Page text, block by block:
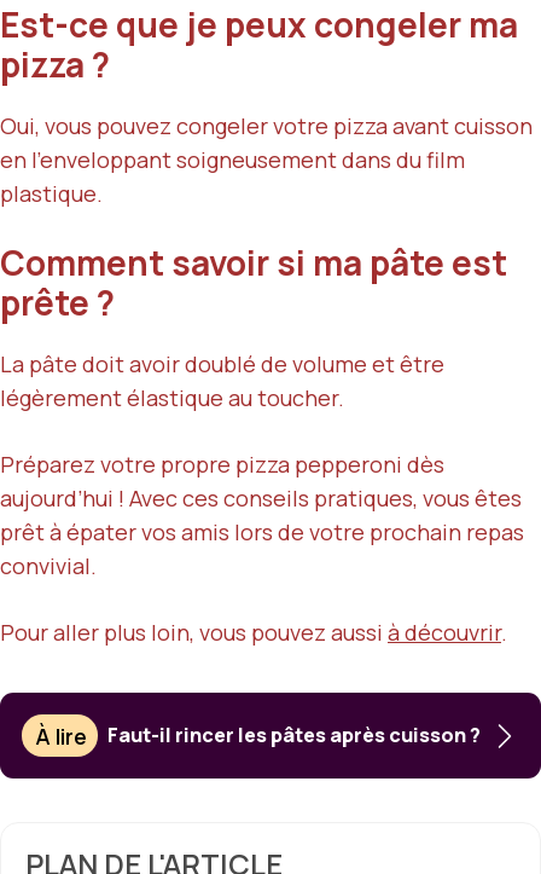
Est-ce que je peux congeler ma
pizza ?
Oui, vous pouvez congeler votre pizza avant cuisson
en l’enveloppant soigneusement dans du film
plastique.
Comment savoir si ma pâte est
prête ?
La pâte doit avoir doublé de volume et être
légèrement élastique au toucher.
Préparez votre propre pizza pepperoni dès
aujourd’hui ! Avec ces conseils pratiques, vous êtes
prêt à épater vos amis lors de votre prochain repas
convivial.
Pour aller plus loin, vous pouvez aussi à découvrir.
À lire Faut-il rincer les pâtes après cuisson ?
PLAN DE L'ARTICLE